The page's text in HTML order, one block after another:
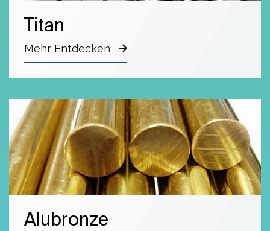
Titan
Mehr Entdecken
Alubronze